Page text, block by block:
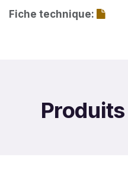
Fiche technique: